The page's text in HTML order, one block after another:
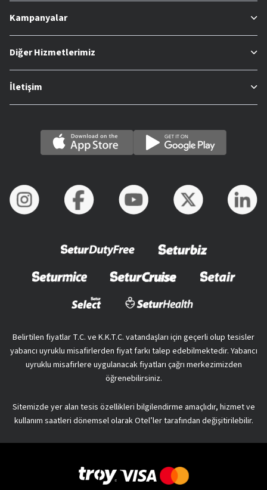
Kampanyalar
Diğer Hizmetlerimiz
İletişim
Belirtilen fiyatlar T.C. ve K.K.T.C. vatandaşları için geçerli olup tesisler
yabancı uyruklu misafirlerden fiyat farkı talep edebilmektedir. Yabancı
uyruklu misafirlere uygulanacak fiyatları çağrı merkezimizden
öğrenebilirsiniz.
Sitemizde yer alan tesis özellikleri bilgilendirme amaçlıdır, hizmet ve
kullanım saatleri dönemsel olarak Otel’ler tarafından değişitirilebilir.